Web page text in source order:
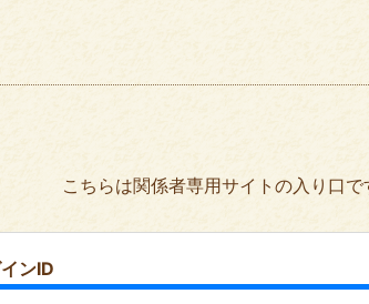
こちらは関係者専用サイトの入り口で
ンID